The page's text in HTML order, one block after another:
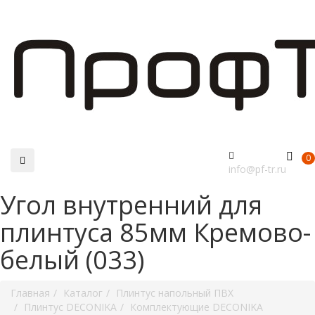
0
info@pf-tr.ru
Угол внутренний для
плинтуса 85мм Кремово-
белый (033)
Главная Каталог
Плинтус напольный ПВХ
Плинтус DECONIKA
Комплектующие DECONIKA